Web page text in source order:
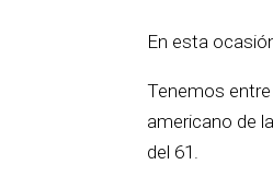
En esta
Tenemos
americano de
del 61.